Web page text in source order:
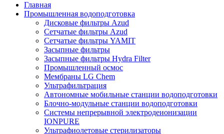
Главная
Промышленная водоподготовка
Дисковые фильтры Azud
Сетчатые фильтры Azud
Сетчатые фильтры YAMIT
Засыпные фильтры
Засыпные фильтры Hydra Filter
Промышленный осмос
Мембраны LG Chem
Ультрафильтрация
Автономные мобильные станции водоподготовки
Блочно-модульные станции водоподготовки
Системы непрерывной электродеионизации
IONPURE
Ультрафиолетовые стерилизаторы